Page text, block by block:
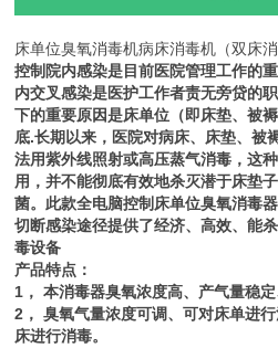
床单位臭氧消毒机病床消毒机（双床消
控制院内感染是目前医院管理工作的
内交叉感染是医护工作者责无旁贷的
下的重要原因是床单位（即床垫、被
底.长期以来，医院对病床、床垫、被
法用紫外线照射或高压蒸气消毒，这
用，并不能彻底有效地杀灭潜于床垫
菌。此款全电脑控制床单位臭氧消毒
切断感染途径提供了经济、高效、能
毒设备
产品特点：
1 ， 本消毒器臭氧浓度高、产气量稳
2 ， 臭氧气量浓度可调、可对床单进
床进行消毒。